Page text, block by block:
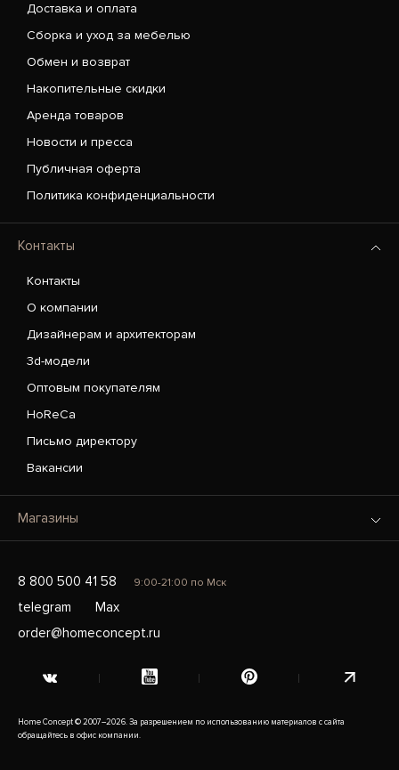
Доставка и оплата
Сборка и уход за мебелью
Обмен и возврат
Накопительные скидки
Аренда товаров
Новости и пресса
Публичная оферта
Политика конфиденциальности
Контакты
Контакты
О компании
Дизайнерам и архитекторам
3d-модели
Оптовым покупателям
HoReCa
Письмо директору
Вакансии
Магазины
8 800 500 41 58 9:00-21:00 по Мск
telegram
Max
order@homeconcept.ru
Home Concept © 2007–2026. За разрешением по использованию материалов с сайта
обращайтесь в офис компании.